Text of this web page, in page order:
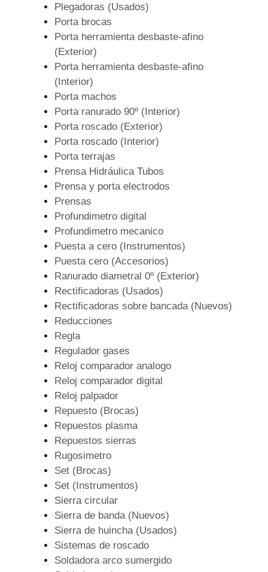
Plegadoras (Usados)
Porta brocas
Porta herramienta desbaste-afino
(Exterior)
Porta herramienta desbaste-afino
(Interior)
Porta machos
Porta ranurado 90º (Interior)
Porta roscado (Exterior)
Porta roscado (Interior)
Porta terrajas
Prensa Hidráulica Tubos
Prensa y porta electrodos
Prensas
Profundimetro digital
Profundimetro mecanico
Puesta a cero (Instrumentos)
Puesta cero (Accesorios)
Ranurado diametral 0º (Exterior)
Rectificadoras (Usados)
Rectificadoras sobre bancada (Nuevos)
Reducciones
Regla
Regulador gases
Reloj comparador analogo
Reloj comparador digital
Reloj palpador
Repuesto (Brocas)
Repuestos plasma
Repuestos sierras
Rugosimetro
Set (Brocas)
Set (Instrumentos)
Sierra circular
Sierra de banda (Nuevos)
Sierra de huincha (Usados)
Sistemas de roscado
Soldadora arco sumergido